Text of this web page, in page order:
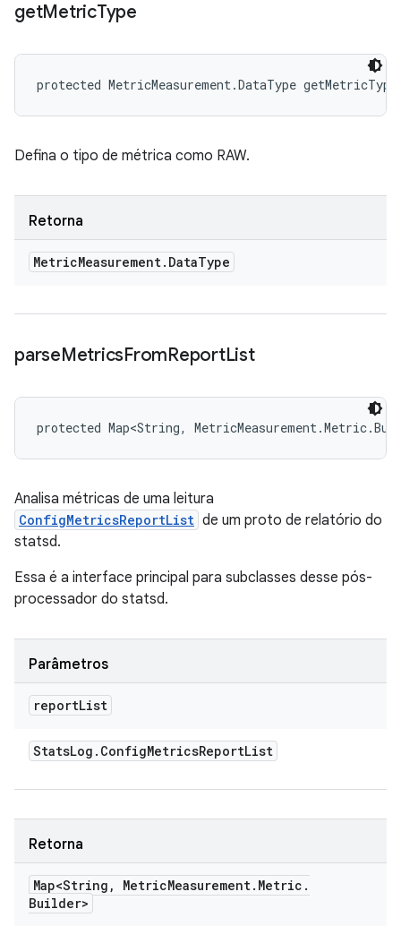
getMetricType
protected MetricMeasurement.DataType
Defina o tipo de métrica como RAW.
Retorna
MetricMeasurement. DataType
parseMetricsFromReportList
protected Map<String,
Analisa métricas de uma leitura
ConfigMetricsReportList de um proto de relatório do
statsd.
Essa é a interface principal para subclasses desse pós-
processador do statsd.
Parâmetros
reportList
StatsLog . ConfigMetricsReportList
Retorna
Map<String , MetricMeasurement. Metric .
Builder>